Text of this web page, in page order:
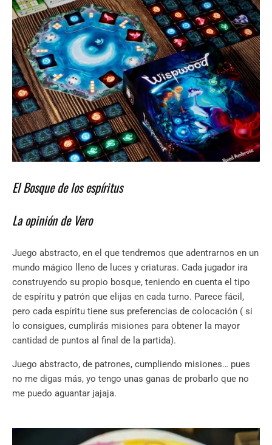
El Bosque de los espíritus
La opinión de Vero
Juego abstracto, en el que tendremos que adentrarnos en un
mundo mágico lleno de luces y criaturas. Cada jugador ira
construyendo su propio bosque, teniendo en cuenta el tipo
de espíritu y patrón que elijas en cada turno. Parece fácil,
pero cada espíritu tiene sus preferencias de colocación ( si
lo consigues, cumplirás misiones para obtener la mayor
cantidad de puntos al final de la partida).
Juego abstracto, de patrones, cumpliendo misiones… pues
no me digas más, yo tengo unas ganas de probarlo que no
me puedo aguantar jajaja.